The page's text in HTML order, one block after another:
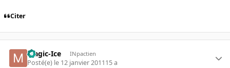
Citer
Magic-Ice INpactien
Posté(e) le 12 janvier 201115 a